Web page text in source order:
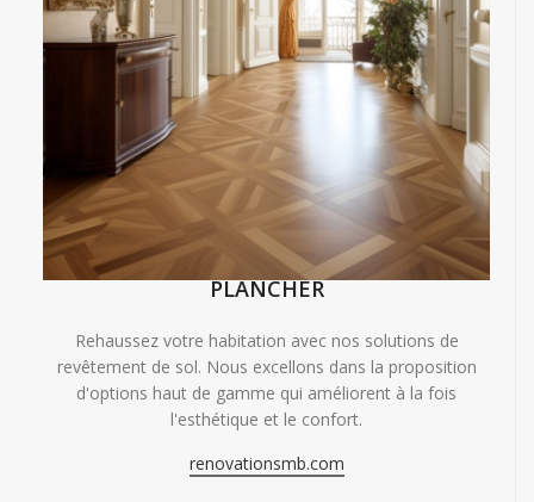
PLANCHER
Rehaussez votre habitation avec nos solutions de
revêtement de sol. Nous excellons dans la proposition
d'options haut de gamme qui améliorent à la fois
l'esthétique et le confort.
renovationsmb.com